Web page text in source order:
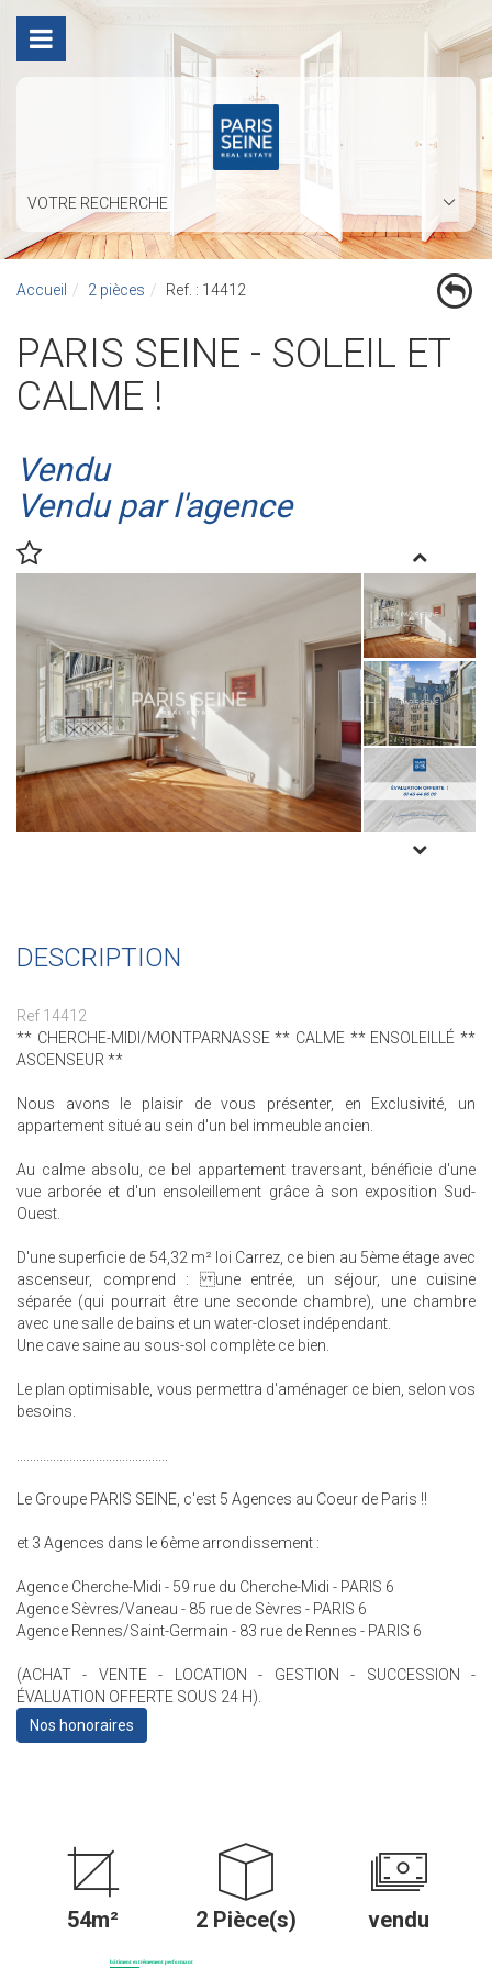
VOTRE RECHERCHE
Accueil 2 pièces Ref. : 14412
PARIS SEINE - SOLEIL ET
CALME !
Vendu
Vendu par l'agence
DESCRIPTION
Ref 14412
** CHERCHE-MIDI/MONTPARNASSE ** CALME ** ENSOLEILLÉ **
ASCENSEUR **
Nous avons le plaisir de vous présenter, en Exclusivité, un
appartement situé au sein d'un bel immeuble ancien.
Au calme absolu, ce bel appartement traversant, bénéficie d'une
vue arborée et d'un ensoleillement grâce à son exposition Sud-
Ouest.
D'une superficie de 54,32 m² loi Carrez, ce bien au 5ème étage avec
ascenseur, comprend : une entrée, un séjour, une cuisine
séparée (qui pourrait être une seconde chambre), une chambre
avec une salle de bains et un water-closet indépendant.
Une cave saine au sous-sol complète ce bien.
Le plan optimisable, vous permettra d'aménager ce bien, selon vos
besoins.
..............................................
Le Groupe PARIS SEINE, c'est 5 Agences au Coeur de Paris !!
et 3 Agences dans le 6ème arrondissement :
Agence Cherche-Midi - 59 rue du Cherche-Midi - PARIS 6
Agence Sèvres/Vaneau - 85 rue de Sèvres - PARIS 6
Agence Rennes/Saint-Germain - 83 rue de Rennes - PARIS 6
(ACHAT - VENTE - LOCATION - GESTION - SUCCESSION -
ÉVALUATION OFFERTE SOUS 24 H).
Nos honoraires
54m² 2 Pièce(s) vendu